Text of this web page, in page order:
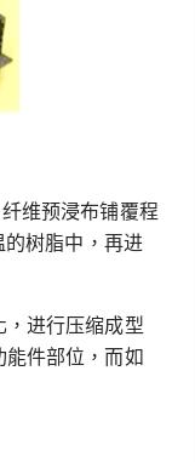
维预浸布铺覆程
树脂中，再进
进行压缩成型
件部位，而如